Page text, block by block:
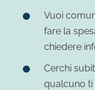
Vuoi
fare la
chiedere
Cerchi
qualcuno ti